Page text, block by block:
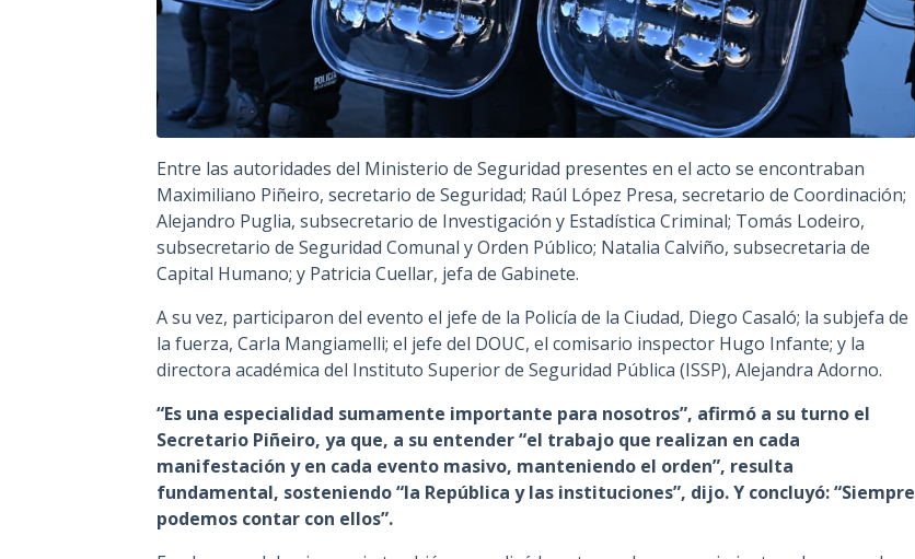
Entre las autoridades del Ministerio de Seguridad presentes en el acto se encontraban
Maximiliano Piñeiro, secretario de Seguridad; Raúl López Presa, secretario de Coordinación;
Alejandro Puglia, subsecretario de Investigación y Estadística Criminal; Tomás Lodeiro,
subsecretario de Seguridad Comunal y Orden Público; Natalia Calviño, subsecretaria de
Capital Humano; y Patricia Cuellar, jefa de Gabinete.
A su vez, participaron del evento el jefe de la Policía de la Ciudad, Diego Casaló; la subjefa de
la fuerza, Carla Mangiamelli; el jefe del DOUC, el comisario inspector Hugo Infante; y la
directora académica del Instituto Superior de Seguridad Pública (ISSP), Alejandra Adorno.
“Es una especialidad sumamente importante para nosotros”, afirmó a su turno el
Secretario Piñeiro, ya que, a su entender “el trabajo que realizan en cada
manifestación y en cada evento masivo, manteniendo el orden”, resulta
fundamental, sosteniendo “la República y las instituciones”, dijo. Y concluyó: “Siempre
podemos contar con ellos”.